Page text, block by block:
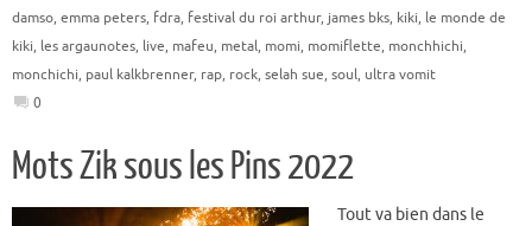
damso, emma peters, fdra, festival du roi arthur, james bks, kiki, le monde de
kiki, les argaunotes, live, mafeu, metal, momi, momiflette, monchhichi,
monchichi, paul kalkbrenner, rap, rock, selah sue, soul, ultra vomit
0
Mots Zik sous les Pins 2022
Tout va bien dans le